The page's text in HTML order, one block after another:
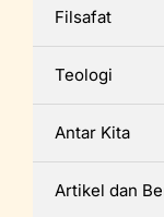
Filsafat
Teologi
Antar Kita
Artikel dan